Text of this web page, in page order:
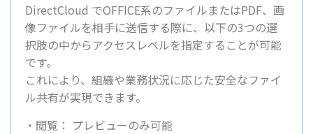
DirectCloud でOFFICE系のファイルまたはPDF、画
像ファイルを相手に送信する際に、以下の3つの選
択肢の中からアクセスレベルを指定することが可能
です。
これにより、組織や業務状況に応じた安全なファイ
ル共有が実現できます。
・閲覧： プレビューのみ可能